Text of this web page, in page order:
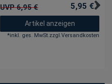
UVP 6,95 € 5,95 € *
Artikel anzeigen
*inkl. ges. MwSt.zzgl.Versandkosten